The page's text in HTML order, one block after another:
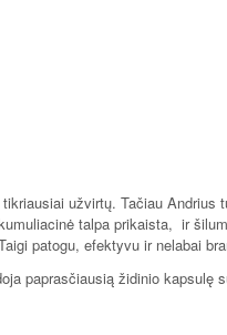
užvirtų. Tačiau Andrius
talpa prikaista, ir
patogu, efektyvu ir nelabai
paprasčiausią židinio kapsulę